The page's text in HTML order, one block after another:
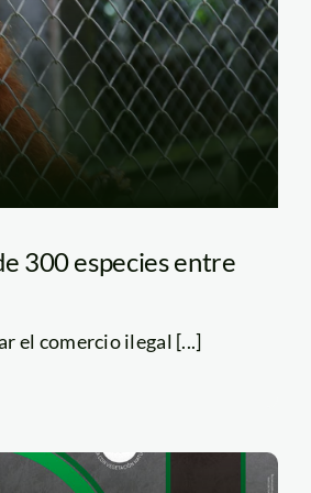
300 especies entre
el comercio ilegal [...]